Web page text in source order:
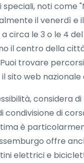
noti come
il venerdì e
circa le 3 o le 4
il centro della
trovare
sito web
considera
condivisione di
è
offre
elettrici e